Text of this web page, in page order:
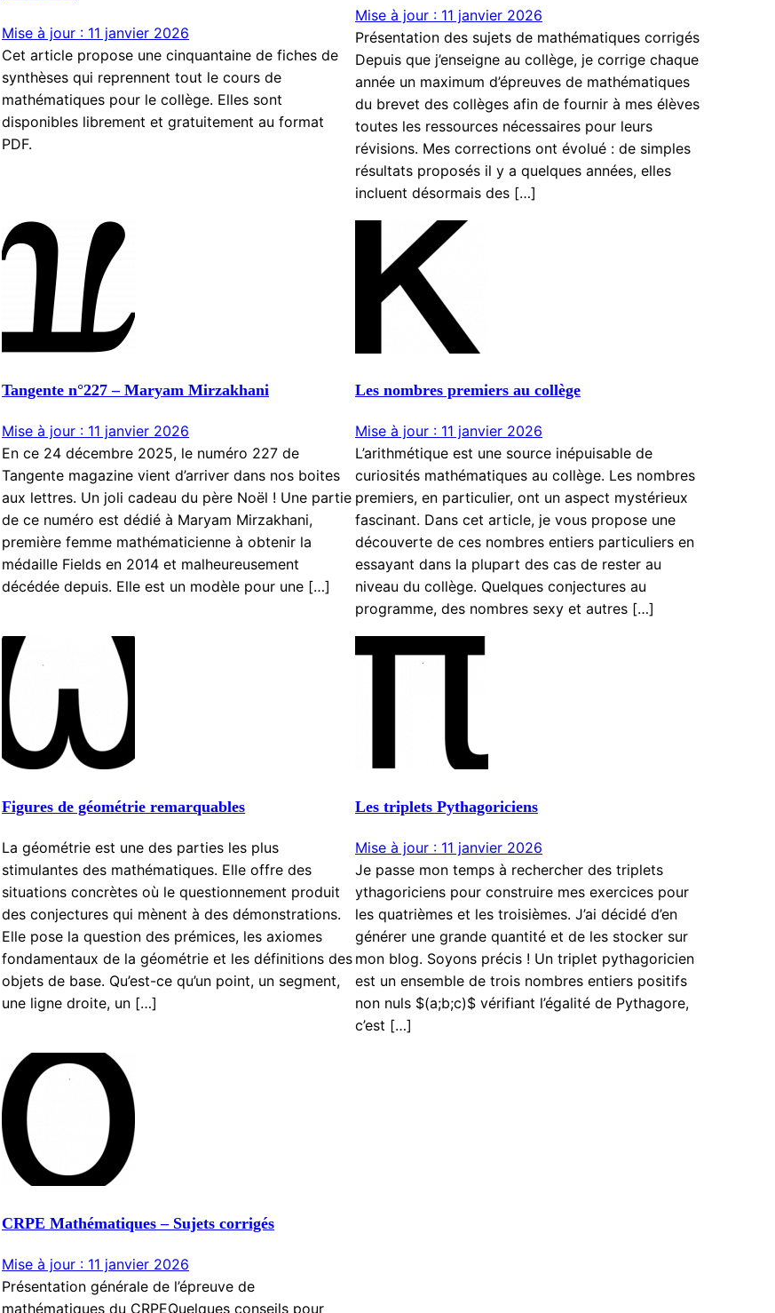
Mise à jour : 11 janvier 2026
Cet article propose une cinquantaine de fiches de
synthèses qui reprennent tout le cours de
mathématiques pour le collège. Elles sont
disponibles librement et gratuitement au format
PDF.
Mise à jour : 11 janvier 2026
Présentation des sujets de mathématiques corrigés
Depuis que j’enseigne au collège, je corrige chaque
année un maximum d’épreuves de mathématiques
du brevet des collèges afin de fournir à mes élèves
toutes les ressources nécessaires pour leurs
révisions. Mes corrections ont évolué : de simples
résultats proposés il y a quelques années, elles
incluent désormais des […]
Tangente n°227 – Maryam Mirzakhani
Mise à jour : 11 janvier 2026
En ce 24 décembre 2025, le numéro 227 de
Tangente magazine vient d’arriver dans nos boites
aux lettres. Un joli cadeau du père Noël ! Une partie
de ce numéro est dédié à Maryam Mirzakhani,
première femme mathématicienne à obtenir la
médaille Fields en 2014 et malheureusement
décédée depuis. Elle est un modèle pour une […]
Les nombres premiers au collège
Mise à jour : 11 janvier 2026
L’arithmétique est une source inépuisable de
curiosités mathématiques au collège. Les nombres
premiers, en particulier, ont un aspect mystérieux
fascinant. Dans cet article, je vous propose une
découverte de ces nombres entiers particuliers en
essayant dans la plupart des cas de rester au
niveau du collège. Quelques conjectures au
programme, des nombres sexy et autres […]
Figures de géométrie remarquables
La géométrie est une des parties les plus
stimulantes des mathématiques. Elle offre des
situations concrètes où le questionnement produit
des conjectures qui mènent à des démonstrations.
Elle pose la question des prémices, les axiomes
fondamentaux de la géométrie et les définitions des
objets de base. Qu’est-ce qu’un point, un segment,
une ligne droite, un […]
Les triplets Pythagoriciens
Mise à jour : 11 janvier 2026
Je passe mon temps à rechercher des triplets
ythagoriciens pour construire mes exercices pour
les quatrièmes et les troisièmes. J’ai décidé d’en
générer une grande quantité et de les stocker sur
mon blog. Soyons précis ! Un triplet pythagoricien
est un ensemble de trois nombres entiers positifs
non nuls $(a;b;c)$ vérifiant l’égalité de Pythagore,
c’est […]
CRPE Mathématiques – Sujets corrigés
Mise à jour : 11 janvier 2026
Présentation générale de l’épreuve de
mathématiques du CRPEQuelques conseils pour